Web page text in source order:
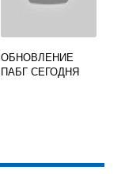
ОБНОВЛЕНИЕ
ПАБГ СЕГОДНЯ